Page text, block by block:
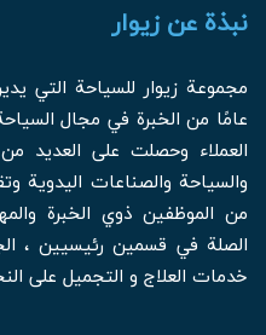
نبذة عن زيوار
عامًا من الخبرة في مجال
العملاء وحصلت على العديد من
والسياحة والصناعات اليدوية
من الموظفين ذوي الخبرة
الصلة في قسمين رئيسيين ،
خدمات العلاج و التجميل على